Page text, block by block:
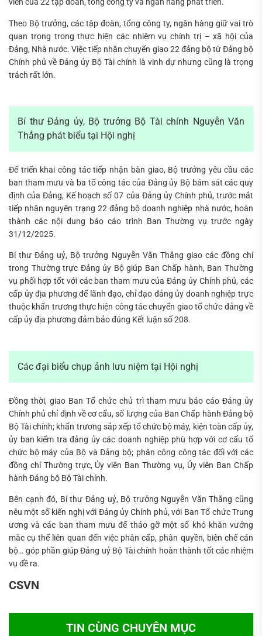
Theo Bộ trưởng, các tập đoàn, tổng công ty, ngân hàng giữ vai trò
quan trọng trong thực hiện các nhiệm vụ chính trị – xã hội của
Đảng, Nhà nước. Việc tiếp nhận chuyển giao 22 đảng bộ từ Đảng bộ
Chính phủ về Đảng ủy Bộ Tài chính là vinh dự nhưng cũng là trọng
trách rất lớn.
Bí thư Đảng ủy, Bộ trưởng Bộ Tài chính Nguyễn Văn
Thắng phát biểu tại Hội nghị
Để triển khai công tác tiếp nhận bàn giao, Bộ trưởng yêu cầu các
ban tham mưu và ba tổ công tác của Đảng ủy Bộ bám sát các quy
định của Đảng, Kế hoạch số 07 của Đảng ủy Chính phủ, trước mắt
tiếp nhận nguyên trạng 22 đảng bộ doanh nghiệp nhà nước, hoàn
thành các nội dung báo cáo trình Ban Thường vụ trước ngày
31/12/2025.
Bí thư Đảng uỷ, Bộ trưởng Nguyễn Văn Thắng giao các đồng chí
trong Thường trực Đảng ủy Bộ giúp Ban Chấp hành, Ban Thường
vụ phối hợp tốt với các ban tham mưu của Đảng ủy Chính phủ, các
cấp ủy địa phương để lãnh đạo, chỉ đạo đảng ủy doanh nghiệp trực
thuộc khẩn trương thực hiện công tác chuyển giao tổ chức đảng về
cấp ủy địa phương đảm bảo đúng Kết luận số 208.
Các đại biểu chụp ảnh lưu niệm tại Hội nghị
Đồng thời, giao Ban Tổ chức chủ trì tham mưu báo cáo Đảng ủy
Chính phủ chỉ định về cơ cấu, số lượng của Ban Chấp hành Đảng bộ
Bộ Tài chính; khẩn trương sắp xếp tổ chức bộ máy, kiện toàn cấp ủy,
ủy ban kiểm tra đảng ủy các doanh nghiệp phù hợp với cơ cấu tổ
chức bộ máy của Bộ và Đảng bộ; phân công công tác đối với các
đồng chí Thường trực, Ủy viên Ban Thường vụ, Ủy viên Ban Chấp
hành Đảng bộ Bộ Tài chính.
Bên cạnh đó, Bí thư Đảng uỷ, Bộ trưởng Nguyễn Văn Thắng cũng
nêu một số kiến nghị với Đảng ủy Chính phủ, với Ban Tổ chức Trung
ương và các ban tham mưu để tháo gỡ một số khó khăn vướng
mắc cụ thể liên quan đến việc phân cấp, phân quyền, biên chế cán
bộ… góp phần giúp Đảng uỷ Bộ Tài chính hoàn thành tốt các nhiệm
vụ đề ra.
CSVN
TIN CÙNG CHUYÊN MỤC